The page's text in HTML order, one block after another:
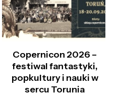
Copernicon 2026 –
festiwal fantastyki,
popkultury i nauki w
sercu Torunia